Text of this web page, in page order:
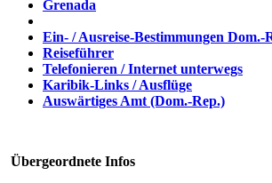
Grenada
Ein- / Ausreise-Bestimmungen Dom.-
Reiseführer
Telefonieren / Internet unterwegs
Karibik-Links / Ausflüge
Auswärtiges Amt (Dom.-Rep.)
Übergeordnete Infos